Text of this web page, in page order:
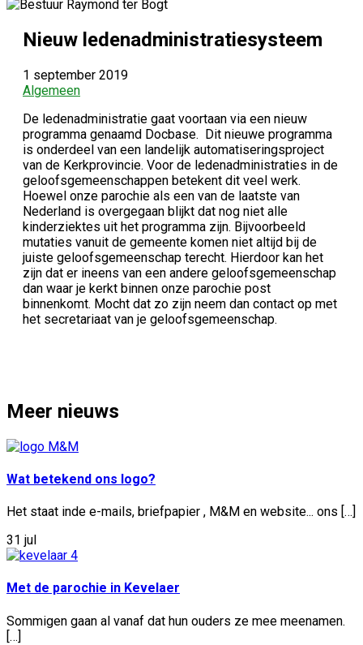
Nieuw ledenadministratiesysteem
1 september 2019
Algemeen
De ledenadministratie gaat voortaan via een nieuw
programma genaamd Docbase. Dit nieuwe programma
is onderdeel van een landelijk automatiseringsproject
van de Kerkprovincie. Voor de ledenadministraties in de
geloofsgemeenschappen betekent dit veel werk.
Hoewel onze parochie als een van de laatste van
Nederland is overgegaan blijkt dat nog niet alle
kinderziektes uit het programma zijn. Bijvoorbeeld
mutaties vanuit de gemeente komen niet altijd bij de
juiste geloofsgemeenschap terecht. Hierdoor kan het
zijn dat er ineens van een andere geloofsgemeenschap
dan waar je kerkt binnen onze parochie post
binnenkomt. Mocht dat zo zijn neem dan contact op met
het secretariaat van je geloofsgemeenschap.
Meer nieuws
Wat betekend ons logo?
Het staat inde e-mails, briefpapier , M&M en website... ons […]
31 jul
Met de parochie in Kevelaer
Sommigen gaan al vanaf dat hun ouders ze mee meenamen.
[…]